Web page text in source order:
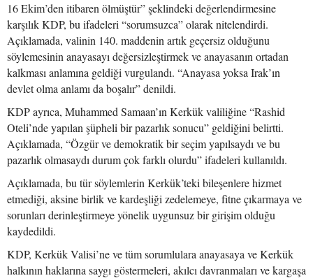
16 Ekim’den itibaren ölmüştür” şeklindeki değerlendirmesine
karşılık KDP, bu ifadeleri “sorumsuzca” olarak nitelendirdi.
Açıklamada, valinin 140. maddenin artık geçersiz olduğunu
söylemesinin anayasayı değersizleştirmek ve anayasanın ortadan
kalkması anlamına geldiği vurgulandı. “Anayasa yoksa Irak’ın
devlet olma anlamı da boşalır” denildi.
KDP ayrıca, Muhammed Samaan’ın Kerkük valiliğine “Rashid
Oteli’nde yapılan şüpheli bir pazarlık sonucu” geldiğini belirtti.
Açıklamada, “Özgür ve demokratik bir seçim yapılsaydı ve bu
pazarlık olmasaydı durum çok farklı olurdu” ifadeleri kullanıldı.
Açıklamada, bu tür söylemlerin Kerkük’teki bileşenlere hizmet
etmediği, aksine birlik ve kardeşliği zedelemeye, fitne çıkarmaya ve
sorunları derinleştirmeye yönelik uygunsuz bir girişim olduğu
kaydedildi.
KDP, Kerkük Valisi’ne ve tüm sorumlulara anayasaya ve Kerkük
halkının haklarına saygı göstermeleri, akılcı davranmaları ve kargaşa